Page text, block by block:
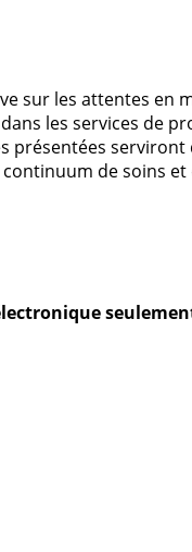
sur les attentes
les services de
présentées
de soins